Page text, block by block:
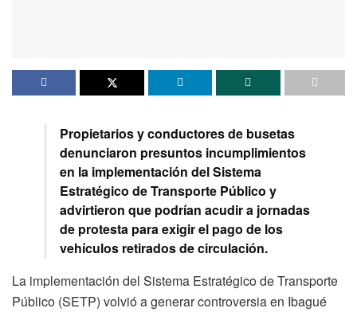
Propietarios y conductores de busetas
denunciaron presuntos incumplimientos
en la implementación del Sistema
Estratégico de Transporte Público y
advirtieron que podrían acudir a jornadas
de protesta para exigir el pago de los
vehículos retirados de circulación.
La implementación del Sistema Estratégico de Transporte
Público (SETP) volvió a generar controversia en Ibagué